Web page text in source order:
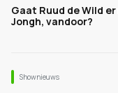
Gaat Ruud de Wild
Jongh, vandoor?
Shownieuws